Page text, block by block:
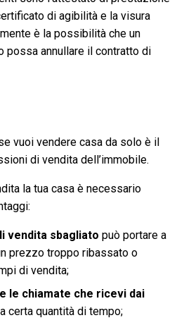
di agibilità e la visura
è la possibilità che un
possa annullare il contratto di
vuoi vendere casa da solo è il
di vendita dell’immobile.
la tua casa è necessario
vendita sbagliato può portare a
prezzo troppo ribassato o
di vendita;
le chiamate che ricevi dai
certa quantità di tempo;